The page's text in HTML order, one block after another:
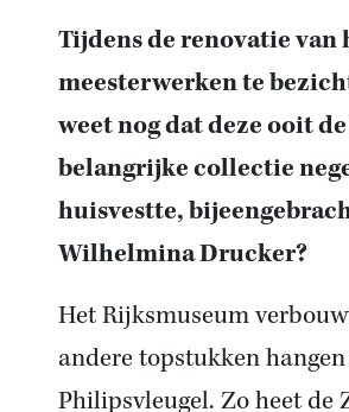
Tijdens de renovatie
meesterwerken te
weet nog dat deze ooit
belangrijke collectie
huisvestte,
Wilhelmina Drucker?
Het Rijksmuseum
andere topstukken
Philipsvleugel. Zo heet de